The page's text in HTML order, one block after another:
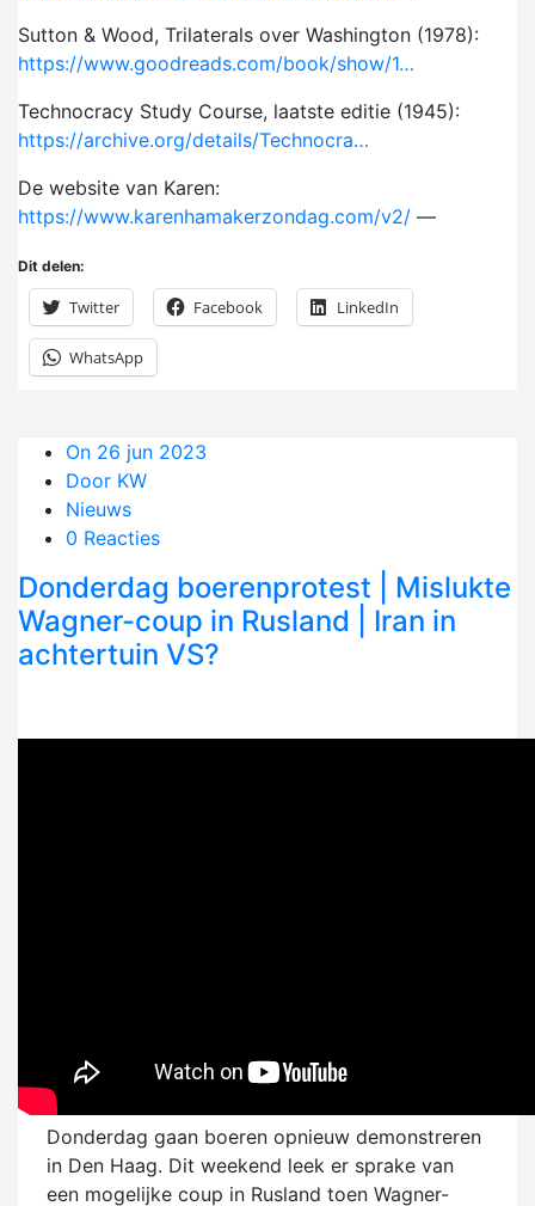
Sutton & Wood, Trilaterals over Washington (1978):
https://www.goodreads.com/book/show/1…
Technocracy Study Course, laatste editie (1945):
https://archive.org/details/Technocra…
De website van Karen:
https://www.karenhamakerzondag.com/v2/ —
Dit delen:
Twitter Facebook LinkedIn
WhatsApp
On 26 jun 2023
Door KW
Nieuws
0 Reacties
Donderdag boerenprotest | Mislukte
Wagner-coup in Rusland | Iran in
achtertuin VS?
Donderdag gaan boeren opnieuw demonstreren
in Den Haag. Dit weekend leek er sprake van
een mogelijke coup in Rusland toen Wagner-